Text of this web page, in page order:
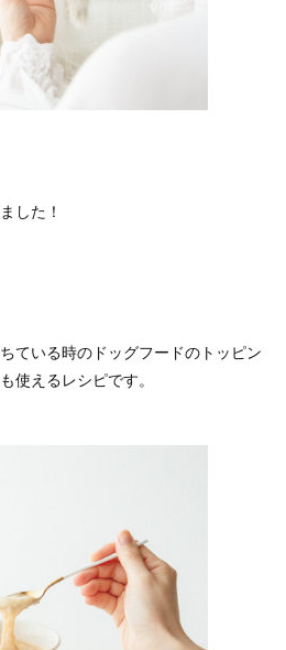
した！
ている時のドッグフードのトッピン
使えるレシピです。